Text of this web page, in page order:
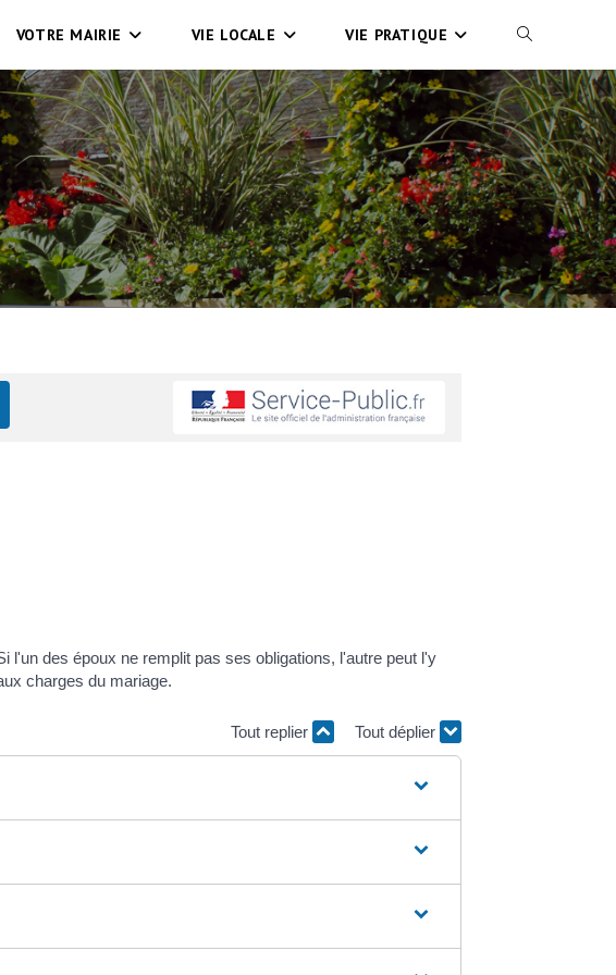
VOTRE MAIRIE VIE LOCALE VIE PRATIQUE
des époux ne remplit pas ses obligations, l'autre peut l'y
charges du mariage.
Tout replier Tout déplier